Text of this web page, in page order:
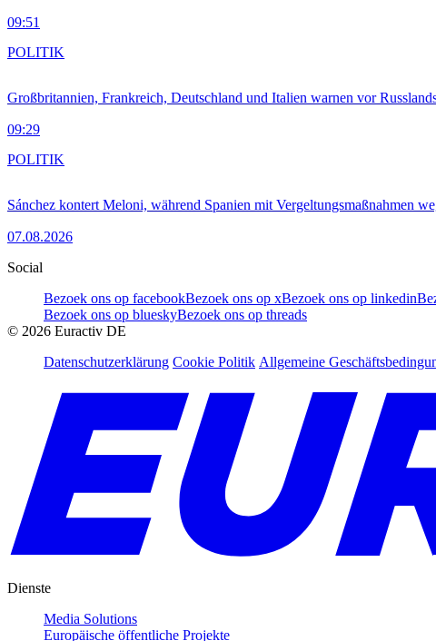
09:51
Großbritannien, Frankreich, Deutschland und Italien warnen vor
09:29
POLITIK
Sánchez kontert Meloni, während Spanien mit Vergeltungsmaßnahmen
07.08.2026
POLITIK
Social
Bezoek ons op facebookBezoek ons op xBezoek ons op linkedin
Bezoek ons op blueskyBezoek ons op threads
© 2026 Euractiv DE
Datenschutzerklärung Cookie Politik Allgemeine
Dienste
Media Solutions
Europäische öffentliche Projekte